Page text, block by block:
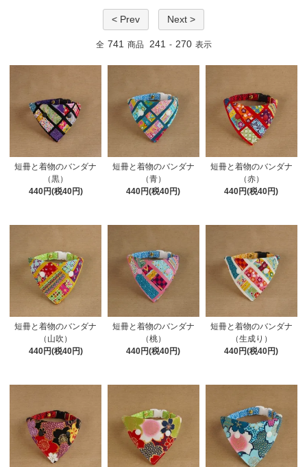
< Prev Next >
全 741 商品 241 - 270 表示
短冊と着物のバンダナ
（黒）
440円(税40円)
短冊と着物のバンダナ
（青）
440円(税40円)
短冊と着物のバンダナ
（赤）
440円(税40円)
短冊と着物のバンダナ
（山吹）
440円(税40円)
短冊と着物のバンダナ
（桃）
440円(税40円)
短冊と着物のバンダナ
（生成り）
440円(税40円)